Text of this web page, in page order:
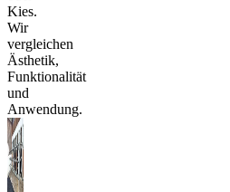
Kies.
Wir
vergleichen
Ästhetik,
Funktionalität
und
Anwendung.